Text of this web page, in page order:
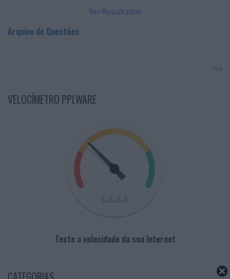
Ver Resultados
Arquivo de Questões
PUB
VELOCÍMETRO PPLWARE
Teste a velocidade da sua Internet